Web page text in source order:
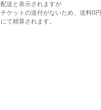
配送と表示されますが
チケットの送付がないため、送料0円
にて精算されます。